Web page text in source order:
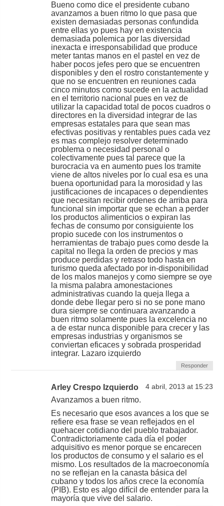
Bueno como dice el presidente cubano
avanzamos a buen ritmo lo que pasa que
existen demasiadas personas confundida
entre ellas yo pues hay en existencia
demasiada polemica por las diversidad
inexacta e irresponsabilidad que produce
meter tantas manos en el pastel en vez de
haber pocos jefes pero que se encuentren
disponibles y den el rostro constantemente y
que no se encuentren en reuniones cada
cinco minutos como sucede en la actualidad
en el territorio nacional pues en vez de
utilizar la capacidad total de pocos cuadros o
directores en la diversidad integrar de las
empresas estatales para que sean mas
efectivas positivas y rentables pues cada vez
es mas complejo resolver determinado
problema o necesidad personal o
colectivamente pues tal parece que la
burocracia va en aumento pues los tramite
viene de altos niveles por lo cual esa es una
buena oportunidad para la morosidad y las
justificaciones de incapaces o dependientes
que necesitan recibir ordenes de arriba para
funcional sin importar que se echan a perder
los productos alimenticios o expiran las
fechas de consumo por consiguiente los
propio sucede con los instrumentos o
herramientas de trabajo pues como desde la
capital no llega la orden de precios y mas
produce perdidas y retraso todo hasta en
turismo queda afectado por in-disponibilidad
de los malos manejos y como siempre se oye
la misma palabra amonestaciones
administrativas cuando la queja llega a
donde debe llegar pero si no se pone mano
dura siempre se continuara avanzando a
buen ritmo solamente pues la excelencia no
a de estar nunca disponible para crecer y las
empresas industrias y organismos se
conviertan eficaces y sobrada prosperidad
integrar. Lazaro izquierdo
Responder
Arley Crespo Izquierdo 4 abril, 2013 at 15:23
Avanzamos a buen ritmo.
Es necesario que esos avances a los que se
refiere esa frase se vean reflejados en el
quehacer cotidiano del pueblo trabajador.
Contradictoriamente cada día el poder
adquisitivo es menor porque se encarecen
los productos de consumo y el salario es el
mismo. Los resultados de la macroeconomía
no se reflejan en la canasta básica del
cubano y todos los años crece la economía
(PIB). Esto es algo difícil de entender para la
mayoría que vive del salario.